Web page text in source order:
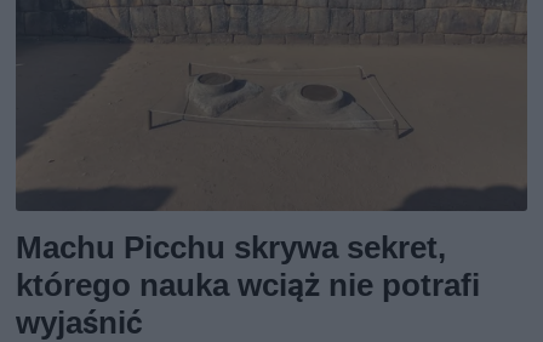
Machu Picchu skrywa sekret,
którego nauka wciąż nie potrafi
wyjaśnić